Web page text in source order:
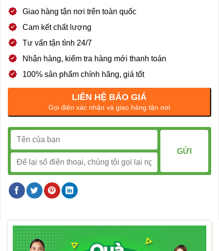
Giao hàng tận nơi trên toàn quốc
Cam kết chất lượng
Tư vấn tận tình 24/7
Nhận hàng, kiểm tra hàng mới thanh toán
100% sản phẩm chính hãng, giá tốt
LIÊN HỆ BÁO GIÁ
Gọi điện xác nhận và giao hàng tận nơi